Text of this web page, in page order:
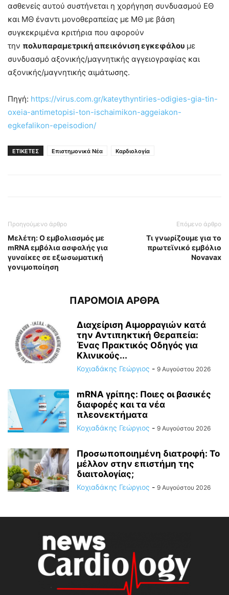
ασθενείς αυτού συστήνεται η χορήγηση συνδυασμού ΕΘ
και ΜΘ έναντι μονοθεραπείας με ΜΘ με βάση
συγκεκριμένα κριτήρια που αφορούν
την πολυπαραμετρική απεικόνιση εγκεφάλου με
συνδυασμό αξονικής/μαγνητικής αγγειογραφίας και
αξονικής/μαγνητικής αιμάτωσης.
Πηγή: https://virus.com.gr/kateythyntiries-odigies-gia-tin-
oxeia-antimetopisi-ton-ischaimikon-aggeiakon-
egkefalikon-epeisodion/
ΕΤΙΚΕΤΕΣ Επιστημονικά Νέα Καρδιολογία
Προηγούμενο άρθρο
Μελέτη: Ο εμβολιασμός με
mRNA εμβόλια ασφαλής για
γυναίκες σε εξωσωματική
γονιμοποίηση
Επόμενο άρθρο
Τι γνωρίζουμε για το
πρωτεϊνικό εμβόλιο
Novavax
ΠΑΡΟΜΟΙΑ ΑΡΘΡΑ
Διαχείριση Αιμορραγιών κατά
την Αντιπηκτική Θεραπεία:
Ένας Πρακτικός Οδηγός για
Κλινικούς...
Κοχιαδάκης Γεώργιος - 9 Αυγούστου 2026
mRNA γρίπης: Ποιες οι βασικές
διαφορές και τα νέα
πλεονεκτήματα
Κοχιαδάκης Γεώργιος - 9 Αυγούστου 2026
Προσωποποιημένη διατροφή: Το
μέλλον στην επιστήμη της
διαιτολογίας;
Κοχιαδάκης Γεώργιος - 9 Αυγούστου 2026